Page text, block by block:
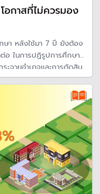
กาสที่ไม่ควรมอง
ษา หลังใช้มา 7 ปี ยังต้อง
อ ในการปฏิรูปการศึกษา
จายอำนาจและการตัดสิน
าณและบุคลากร หวัง
หวัง" สำหรับการปฏิรูป